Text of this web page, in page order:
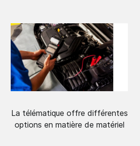
La télématique offre différentes
options en matière de matériel